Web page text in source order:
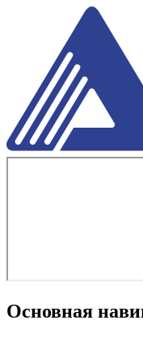
Основная